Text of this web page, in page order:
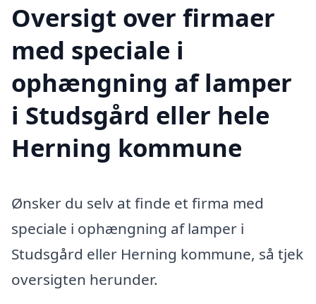
Oversigt over firmaer
med speciale i
ophængning af lamper
i Studsgård eller hele
Herning kommune
Ønsker du selv at finde et firma med
speciale i ophængning af lamper i
Studsgård eller Herning kommune, så tjek
oversigten herunder.